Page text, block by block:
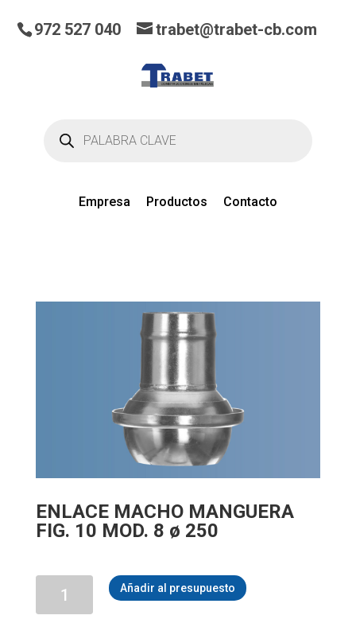
productos
Empresa Productos Contacto
972 527 040 trabet@trabet-cb.com
ENLACE MACHO MANGUERA
FIG. 10 MOD. 8 ø 250
MANGUERA
Añadir al presupuesto